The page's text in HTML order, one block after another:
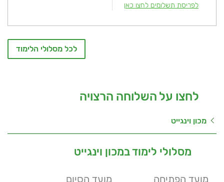
לפריסת תשלומים לחצו כאן
לכל מסלולי הלימוד
לחצו על השלוחה הרצויה
מכון וינגייט
מסלולי לימוד במכון וינגייט
מועד הפתיחה מועד הסיום